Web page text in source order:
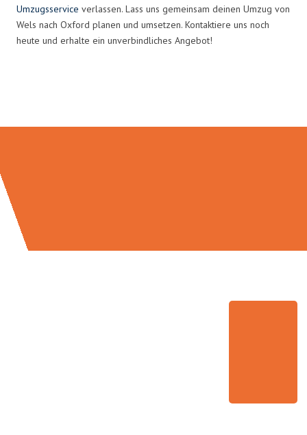
Umzugsservice verlassen. Lass uns gemeinsam deinen Umzug von
Wels nach Oxford planen und umsetzen. Kontaktiere uns noch
heute und erhalte ein unverbindliches Angebot!